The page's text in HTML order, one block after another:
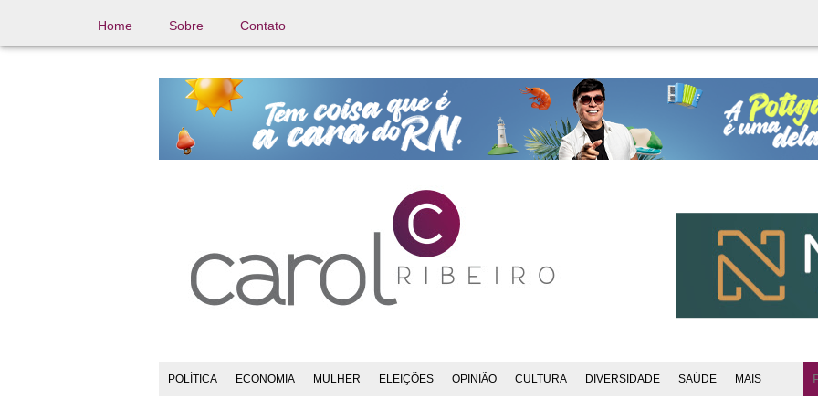
Home Sobre Contato
POLÍTICA ECONOMIA MULHER ELEIÇÕES OPINIÃO CULTURA DIVERSIDADE SAÚDE MAIS